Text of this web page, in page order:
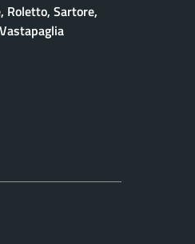
Roletto, Sartore,